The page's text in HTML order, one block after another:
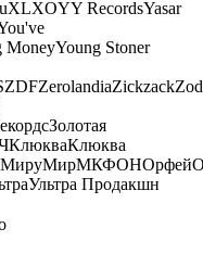
XLXOYY RecordsYasar
MoneyYoung Stoner
ZDFZerolandiaZickzack
Золотая
КлюкваКлюква
МируМирМКФОНОрфей
Ультра Продакшн